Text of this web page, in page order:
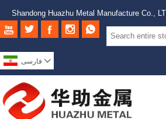
Shandong Huazhu Metal Manufacture Co.,
    
فارسی 